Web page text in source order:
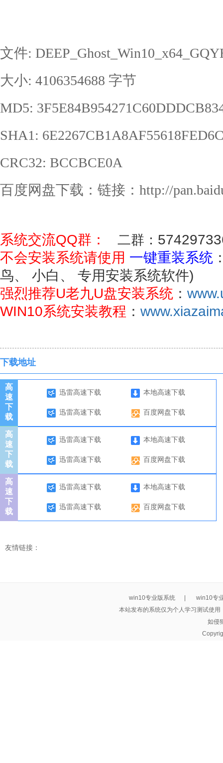
文件:
大小: 4106354688 字节
MD5:
SHA1:
CRC32: BCCBCE0A
百度网盘下载：链接：http://
系统交流QQ群： 二群：
不会安装系统请使用 一键重装系统
鸟、 小白、 专用安装系统软件)
强烈推荐U老九U盘安装系统 ：
WIN10系统安装教程 ：
下载地址
高
速
下
载
迅雷高速下载 本地高速下载
迅雷高速下载 百度网盘下载
高
速
下
载
迅雷高速下载 本地高速下载
迅雷高速下载 百度网盘下载
高
速
下
载
迅雷高速下载 本地高速下载
迅雷高速下载 百度网盘下载
友情链接：
win10专业版系统
win10专
本站发布的系统仅为个人学习测试使
如侵